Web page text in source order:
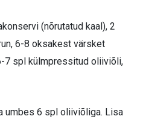
(nõrutatud kaal), 2
6-8 oksakest värsket
7 spl külmpressitud oliiviõli,
umbes 6 spl oliiviõliga. Lisa